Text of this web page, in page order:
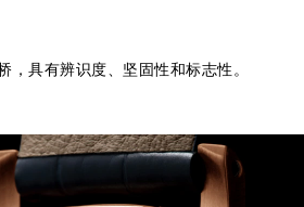
具有辨识度、坚固性和标志性。